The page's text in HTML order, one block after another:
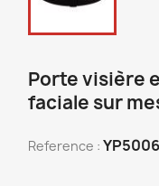
Porte visière
faciale sur
Reference : YP5006